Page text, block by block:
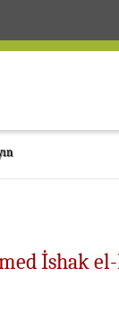
İshak el-